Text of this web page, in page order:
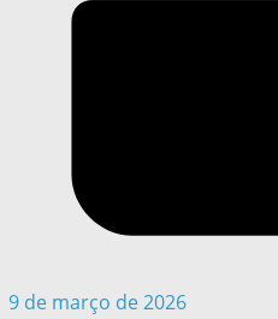
9 de março de 2026